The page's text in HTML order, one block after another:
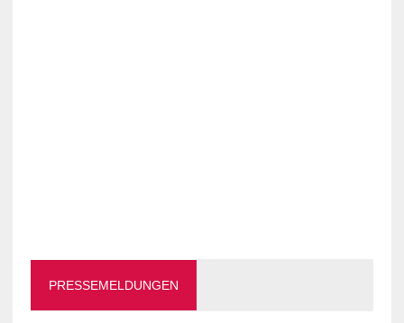
PRESSEMELDUNGEN